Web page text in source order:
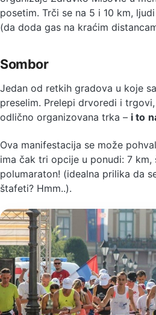
posetim. Trči se na 5 i 10 km,
(da doda gas na kraćim
Sombor
Jedan od retkih gradova u koje
preselim. Prelepi drvoredi i
odlično organizovana trka – i to
Ova manifestacija se može
ima čak tri opcije u ponudi: 7
polumaraton! (idealna prilika da
štafeti? Hmm..).